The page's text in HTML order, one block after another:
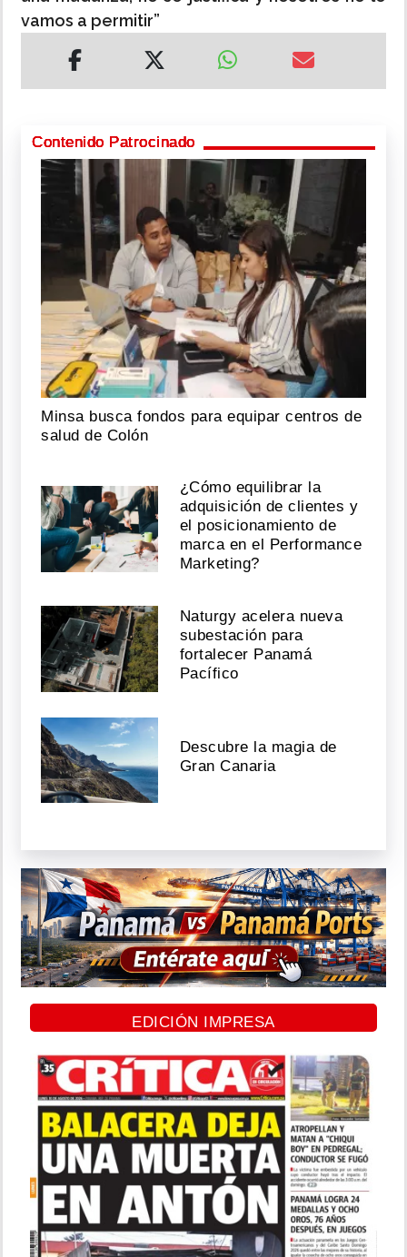
vamos a permitir”
Contenido Patrocinado
Minsa busca fondos para equipar centros de
salud de Colón
¿Cómo equilibrar la
adquisición de clientes y
el posicionamiento de
marca en el Performance
Marketing?
Naturgy acelera nueva
subestación para
fortalecer Panamá
Pacífico
Descubre la magia de
Gran Canaria
EDICIÓN IMPRESA